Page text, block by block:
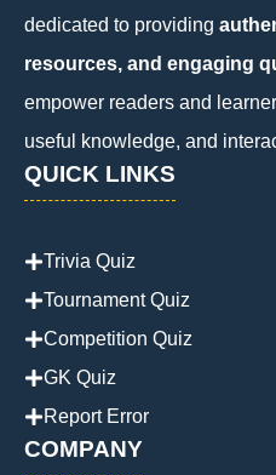
dedicated to providing
resources, and engaging
empower readers and
useful knowledge, and
QUICK LINKS
Trivia Quiz
Tournament Quiz
Competition Quiz
GK Quiz
Report Error
COMPANY